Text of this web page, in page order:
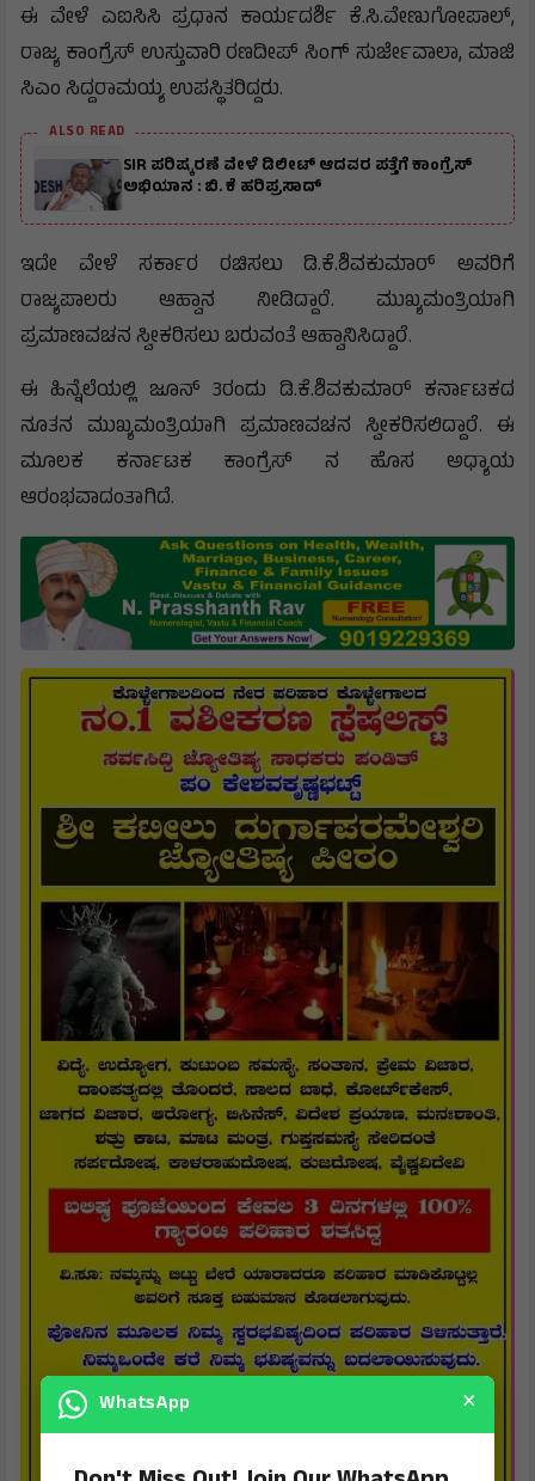
ಈ ವೇಳೆ ಎಐಸಿಸಿ ಪ್ರಧಾನ ಕಾರ್ಯದರ್ಶಿ ಕೆ.ಸಿ.ವೇಣುಗೋಪಾಲ್,
ರಾಜ್ಯ ಕಾಂಗ್ರೆಸ್ ಉಸ್ತುವಾರಿ ರಣದೀಪ್ ಸಿಂಗ್ ಸುರ್ಜೇವಾಲಾ, ಮಾಜಿ
ಸಿಎಂ ಸಿದ್ದರಾಮಯ್ಯ ಉಪಸ್ಥಿತರಿದ್ದರು.
ALSO READ
SIR ಪರಿಷ್ಕರಣೆ ವೇಳೆ ಡಿಲೀಟ್ ಆದವರ ಪತ್ತೆಗೆ ಕಾಂಗ್ರೆಸ್
ಅಭಿಯಾನ : ಬಿ. ಕೆ ಹರಿಪ್ರಸಾದ್
ಇದೇ ವೇಳೆ ಸರ್ಕಾರ ರಚಿಸಲು ಡಿ.ಕೆ.ಶಿವಕುಮಾರ್ ಅವರಿಗೆ
ರಾಜ್ಯಪಾಲರು ಆಹ್ವಾನ ನೀಡಿದ್ದಾರೆ. ಮುಖ್ಯಮಂತ್ರಿಯಾಗಿ
ಪ್ರಮಾಣವಚನ ಸ್ವೀಕರಿಸಲು ಬರುವಂತೆ ಆಹ್ವಾನಿಸಿದ್ದಾರೆ.
ಈ ಹಿನ್ನೆಲೆಯಲ್ಲಿ ಜೂನ್ 3ರಂದು ಡಿ.ಕೆ.ಶಿವಕುಮಾರ್ ಕರ್ನಾಟಕದ
ನೂತನ ಮುಖ್ಯಮಂತ್ರಿಯಾಗಿ ಪ್ರಮಾಣವಚನ ಸ್ವೀಕರಿಸಲಿದ್ದಾರೆ. ಈ
ಮೂಲಕ ಕರ್ನಾಟಕ ಕಾಂಗ್ರೆಸ್ ನ ಹೊಸ ಅಧ್ಯಾಯ
ಆರಂಭವಾದಂತಾಗಿದೆ.
WhatsApp ×